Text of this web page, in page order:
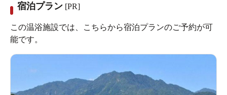
宿泊プラン [PR]
この温浴施設では、こちらから宿泊プランのご予約が可
能です。